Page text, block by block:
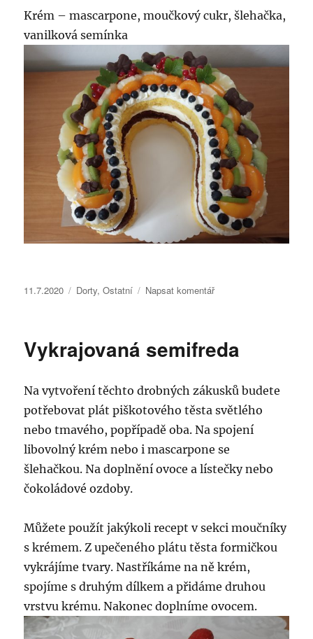
Krém – mascarpone, moučkový cukr, šlehačka,
vanilková semínka
Publikováno:
11.7.2020 Rubriky:
Dorty,Ostatní Napsat komentářpro
Podkova
Vykrajovaná semifreda
Na vytvoření těchto drobných zákusků budete
potřebovat plát piškotového těsta světlého
nebo tmavého, popřípadě oba. Na spojení
libovolný krém nebo i mascarpone se
šlehačkou. Na doplnění ovoce a lístečky nebo
čokoládové ozdoby.
Můžete použít jakýkoli recept v sekci moučníky
s krémem. Z upečeného plátu těsta formičkou
vykrájíme tvary. Nastříkáme na ně krém,
spojíme s druhým dílkem a přidáme druhou
vrstvu krému. Nakonec doplníme ovocem.